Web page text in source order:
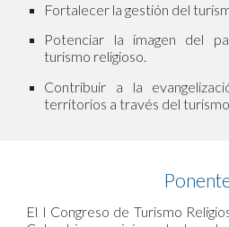
Fortalecer la gestión del
Potenciar la imagen del
turismo religioso.
Contribuir a la
territorios a través del turismo.
El I Congreso de Turismo